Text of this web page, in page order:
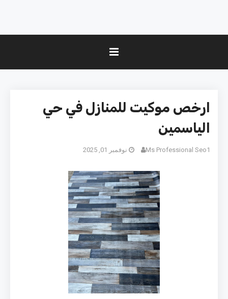
ارخص موكيت للمنازل في حي
الياسمين
Ms Professional Seo1 نوفمبر 01, 2025